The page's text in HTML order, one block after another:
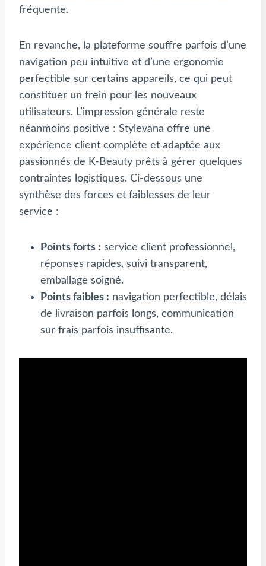
fréquente.
En revanche, la plateforme souffre parfois d’une
navigation peu intuitive et d’une ergonomie
perfectible sur certains appareils, ce qui peut
constituer un frein pour les nouveaux
utilisateurs. L’impression générale reste
néanmoins positive : Stylevana offre une
expérience client complète et adaptée aux
passionnés de K-Beauty prêts à gérer quelques
contraintes logistiques. Ci-dessous une
synthèse des forces et faiblesses de leur
service :
Points forts : service client professionnel,
réponses rapides, suivi transparent,
emballage soigné.
Points faibles : navigation perfectible, délais
de livraison parfois longs, communication
sur frais parfois insuffisante.